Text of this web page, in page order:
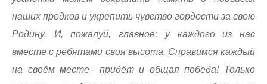
наших предков и укрепить чувство гордости за свою
Родину. И, пожалуй, главное: у каждого из нас
вместе с ребятами своя высота. Справимся каждый
на своём месте - придёт и общая победа! Только